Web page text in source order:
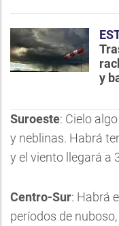
y
Suroeste: Cielo
y neblinas. Habrá
y el viento llegará a
Centro-Sur: Habrá
períodos de